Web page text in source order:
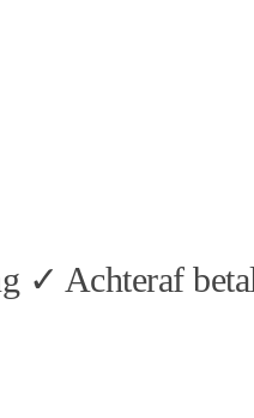
✓ Achteraf